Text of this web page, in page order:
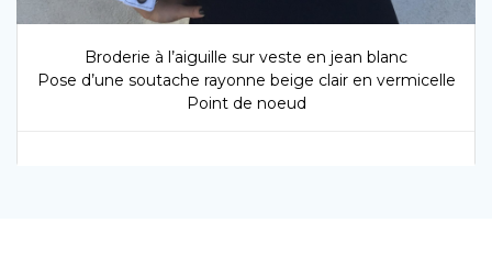
Broderie à l’aiguille sur veste en jean blanc
Pose d’une soutache rayonne beige clair en vermicelle
Point de noeud